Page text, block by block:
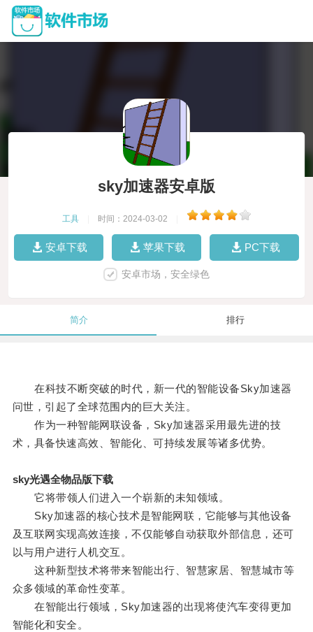
sky加速器安卓版
工具 时间：2024-03-02
安卓下载 苹果下载 PC下载
安卓市场，安全绿色
简介 排行
在科技不断突破的时代，新一代的智能设备Sky加速器
问世，引起了全球范围内的巨大关注。
作为一种智能网联设备，Sky加速器采用最先进的技
术，具备快速高效、智能化、可持续发展等诸多优势。
sky光遇全物品版下载
它将带领人们进入一个崭新的未知领域。
Sky加速器的核心技术是智能网联，它能够与其他设备
及互联网实现高效连接，不仅能够自动获取外部信息，还可
以与用户进行人机交互。
这种新型技术将带来智能出行、智慧家居、智慧城市等
众多领域的革命性变革。
在智能出行领域，Sky加速器的出现将使汽车变得更加
智能化和安全。